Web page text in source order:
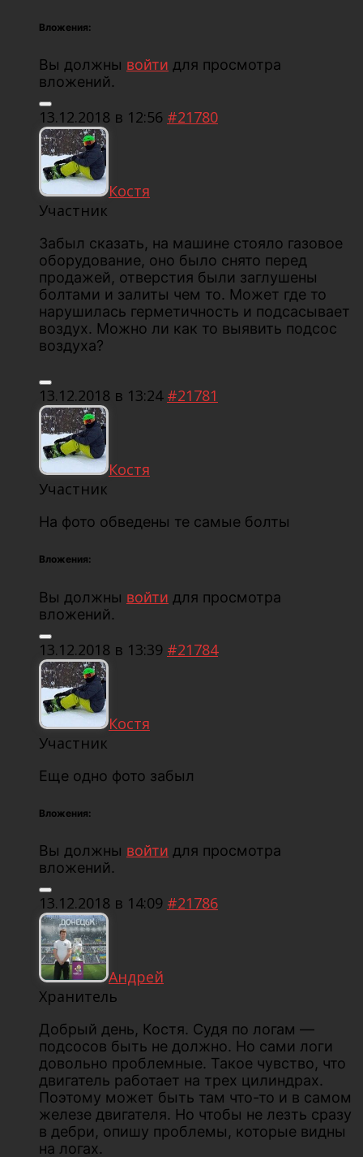
Вложения:
Вы должны войти для просмотра
вложений.
13.12.2018 в 12:56 #21780
Костя
Участник
Забыл сказать, на машине стояло газовое
оборудование, оно было снято перед
продажей, отверстия были заглушены
болтами и залиты чем то. Может где то
нарушилась герметичность и подсасывает
воздух. Можно ли как то выявить подсос
воздуха?
13.12.2018 в 13:24 #21781
Костя
Участник
На фото обведены те самые болты
Вложения:
Вы должны войти для просмотра
вложений.
13.12.2018 в 13:39 #21784
Костя
Участник
Еще одно фото забыл
Вложения:
Вы должны войти для просмотра
вложений.
13.12.2018 в 14:09 #21786
Андрей
Хранитель
Добрый день, Костя. Судя по логам —
подсосов быть не должно. Но сами логи
довольно проблемные. Такое чувство, что
двигатель работает на трех цилиндрах.
Поэтому может быть там что-то и в самом
железе двигателя. Но чтобы не лезть сразу
в дебри, опишу проблемы, которые видны
на логах.